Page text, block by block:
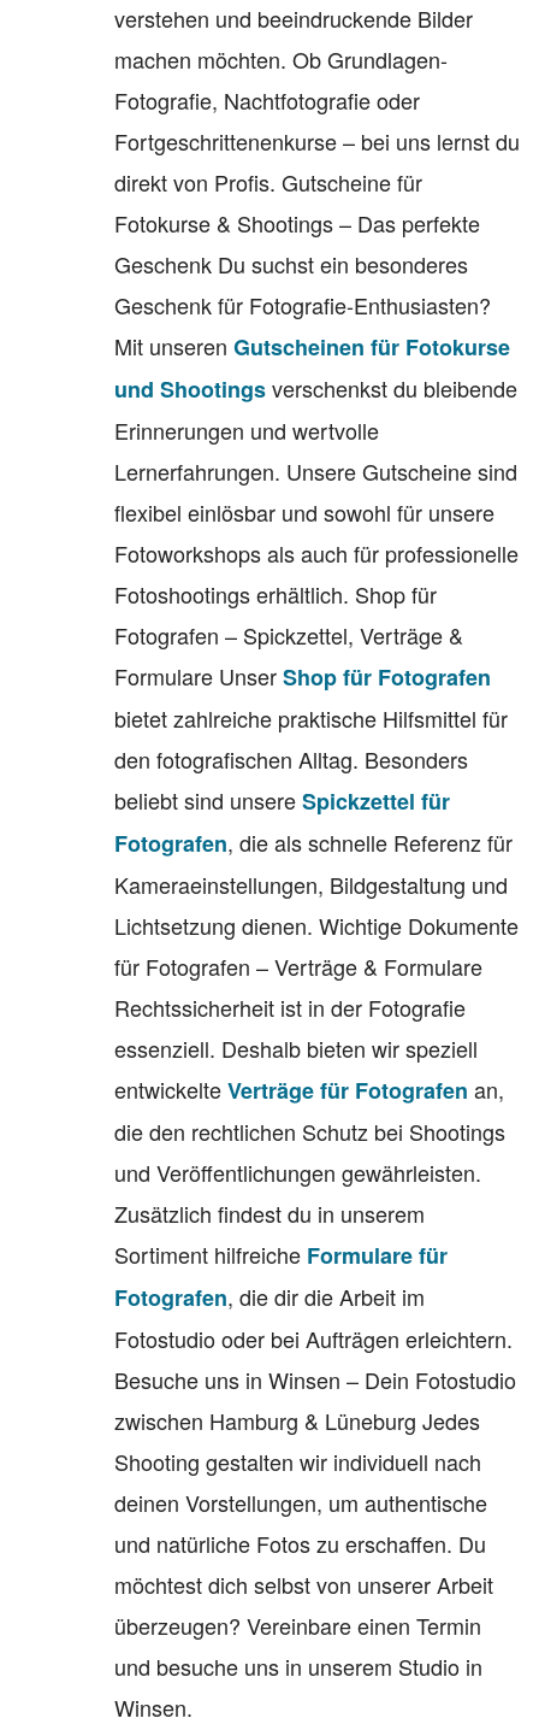
verstehen und beeindruckende Bilder
machen möchten. Ob Grundlagen-
Fotografie, Nachtfotografie oder
Fortgeschrittenenkurse – bei uns lernst du
direkt von Profis. Gutscheine für
Fotokurse & Shootings – Das perfekte
Geschenk Du suchst ein besonderes
Geschenk für Fotografie-Enthusiasten?
Mit unseren Gutscheinen für Fotokurse
und Shootingsverschenkst du bleibende
Erinnerungen und wertvolle
Lernerfahrungen. Unsere Gutscheine sind
flexibel einlösbar und sowohl für unsere
Fotoworkshops als auch für professionelle
Fotoshootings erhältlich. Shop für
Fotografen – Spickzettel, Verträge &
Formulare UnserShop für Fotografen
bietet zahlreiche praktische Hilfsmittel für
den fotografischen Alltag. Besonders
beliebt sind unsereSpickzettel für
Fotografen, die als schnelle Referenz für
Kameraeinstellungen, Bildgestaltung und
Lichtsetzung dienen. Wichtige Dokumente
für Fotografen – Verträge & Formulare
Rechtssicherheit ist in der Fotografie
essenziell. Deshalb bieten wir speziell
entwickelteVerträge für Fotografen an,
die den rechtlichen Schutz bei Shootings
und Veröffentlichungen gewährleisten.
Zusätzlich findest du in unserem
Sortiment hilfreiche Formulare für
Fotografen, die dir die Arbeit im
Fotostudio oder bei Aufträgen erleichtern.
Besuche uns in Winsen – Dein Fotostudio
zwischen Hamburg & Lüneburg Jedes
Shooting gestalten wir individuell nach
deinen Vorstellungen, um authentische
und natürliche Fotos zu erschaffen. Du
möchtest dich selbst von unserer Arbeit
überzeugen? Vereinbare einen Termin
und besuche uns in unserem Studio in
Winsen.